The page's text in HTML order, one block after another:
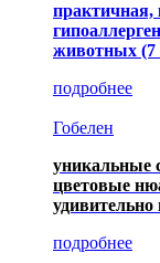
практичная,
животных (7
подробнее
Гобелен
уникальные
цветовые
удивительно
подробнее